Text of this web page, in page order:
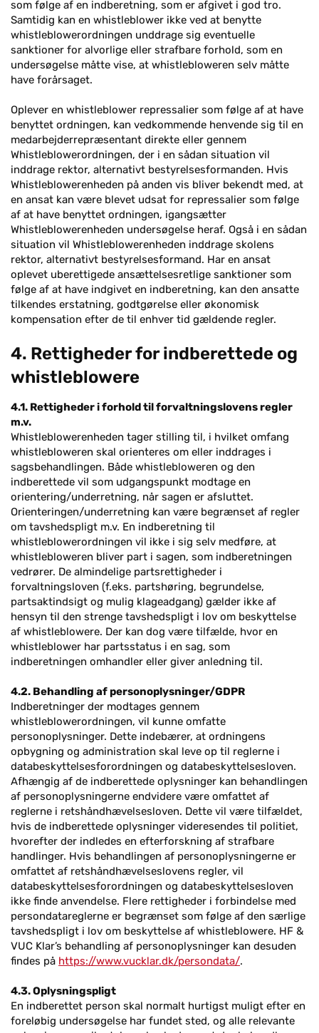
som følge af en indberetning, som er afgivet i god tro.
Samtidig kan en whistleblower ikke ved at benytte
whistleblowerordningen unddrage sig eventuelle
sanktioner for alvorlige eller strafbare forhold, som en
undersøgelse måtte vise, at whistlebloweren selv måtte
have forårsaget.
Oplever en whistleblower repressalier som følge af at have
benyttet ordningen, kan vedkommende henvende sig til en
medarbejderrepræsentant direkte eller gennem
Whistleblowerordningen, der i en sådan situation vil
inddrage rektor, alternativt bestyrelsesformanden. Hvis
Whistleblowerenheden på anden vis bliver bekendt med, at
en ansat kan være blevet udsat for repressalier som følge
af at have benyttet ordningen, igangsætter
Whistleblowerenheden undersøgelse heraf. Også i en sådan
situation vil Whistleblowerenheden inddrage skolens
rektor, alternativt bestyrelsesformand. Har en ansat
oplevet uberettigede ansættelsesretlige sanktioner som
følge af at have indgivet en indberetning, kan den ansatte
tilkendes erstatning, godtgørelse eller økonomisk
kompensation efter de til enhver tid gældende regler.
4. Rettigheder for indberettede og
whistleblowere
4.1. Rettigheder i forhold til forvaltningslovens regler
m.v.
Whistleblowerenheden tager stilling til, i hvilket omfang
whistlebloweren skal orienteres om eller inddrages i
sagsbehandlingen. Både whistlebloweren og den
indberettede vil som udgangspunkt modtage en
orientering/underretning, når sagen er afsluttet.
Orienteringen/underretning kan være begrænset af regler
om tavshedspligt m.v. En indberetning til
whistleblowerordningen vil ikke i sig selv medføre, at
whistlebloweren bliver part i sagen, som indberetningen
vedrører. De almindelige partsrettigheder i
forvaltningsloven (f.eks. partshøring, begrundelse,
partsaktindsigt og mulig klageadgang) gælder ikke af
hensyn til den strenge tavshedspligt i lov om beskyttelse
af whistleblowere. Der kan dog være tilfælde, hvor en
whistleblower har partsstatus i en sag, som
indberetningen omhandler eller giver anledning til.
4.2. Behandling af personoplysninger/GDPR
Indberetninger der modtages gennem
whistleblowerordningen, vil kunne omfatte
personoplysninger. Dette indebærer, at ordningens
opbygning og administration skal leve op til reglerne i
databeskyttelsesforordningen og databeskyttelsesloven.
Afhængig af de indberettede oplysninger kan behandlingen
af personoplysningerne endvidere være omfattet af
reglerne i retshåndhævelsesloven. Dette vil være tilfældet,
hvis de indberettede oplysninger videresendes til politiet,
hvorefter der indledes en efterforskning af strafbare
handlinger. Hvis behandlingen af personoplysningerne er
omfattet af retshåndhævelseslovens regler, vil
databeskyttelsesforordningen og databeskyttelsesloven
ikke finde anvendelse. Flere rettigheder i forbindelse med
persondatareglerne er begrænset som følge af den særlige
tavshedspligt i lov om beskyttelse af whistleblowere. HF &
VUC Klar’s behandling af personoplysninger kan desuden
findes på https://www.vucklar.dk/persondata/.
4.3. Oplysningspligt
En indberettet person skal normalt hurtigst muligt efter en
foreløbig undersøgelse har fundet sted, og alle relevante